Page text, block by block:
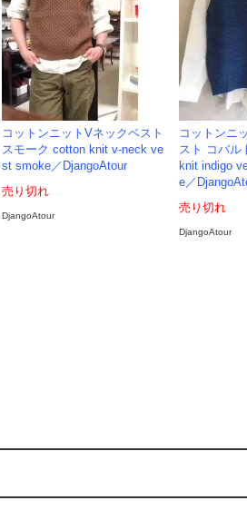
コットンニットVネックベスト
スモーク cotton knit v-neck ve
st smoke／DjangoAtour
売り切れ
DjangoAtour
コットンニ
スト コバ
knit indigo
e／
売り切れ
DjangoAtour